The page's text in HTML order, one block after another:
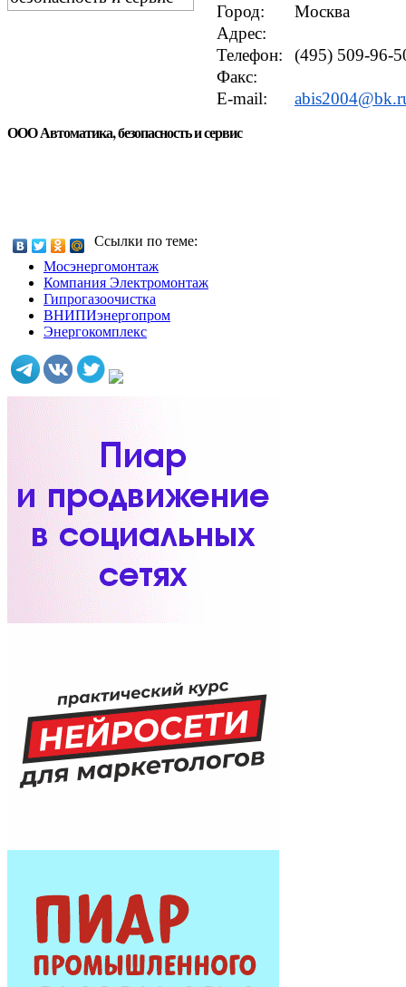
Город:
Москва
Адрес:
Телефон:
(495) 509-96-
Факс:
E-mail:
ООО Автоматика, безопасность и сервис
Ссылки по теме:
Мосэнергомонтаж
Компания Электромонтаж
Гипрогазоочистка
ВНИПИэнергопром
Энергокомплекс